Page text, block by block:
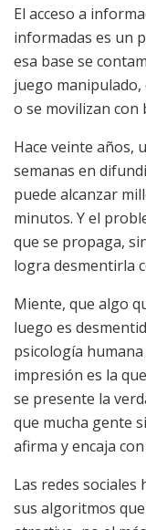
El acceso a
informadas es un
esa base se
juego
o se movilizan con
Hace veinte años,
semanas en
puede alcanzar
minutos. Y el
que se propaga,
logra desmentirla
Miente, que algo
luego es
psicología
impresión es la
se presente la
que mucha gente
afirma y encaja
Las redes
sus algoritmos